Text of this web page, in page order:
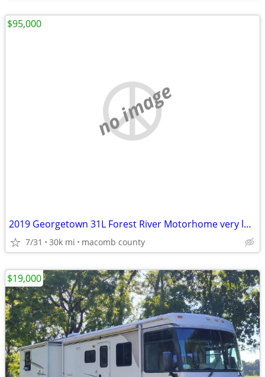
no image
2019 Georgetown 31L Forest River Motorhome very low mileage
7/31 30k mi macomb county
$95,000
$19,000